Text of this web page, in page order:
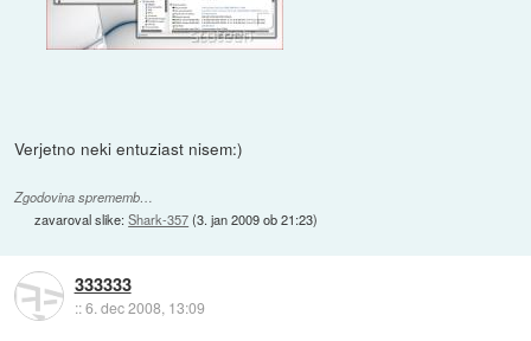
Verjetno neki entuziast nisem:)
Zgodovina sprememb…
zavaroval slike:Shark-357(3. jan 2009 ob 21:23)
333333
::6. dec 2008, 13:09